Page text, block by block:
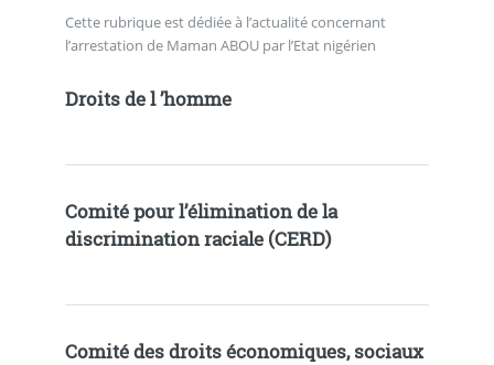
Cette rubrique est dédiée à l’actualité concernant
l’arrestation de Maman ABOU par l’Etat nigérien
Droits de l ’homme
Comité pour l’élimination de la
discrimination raciale (CERD)
Comité des droits économiques, sociaux